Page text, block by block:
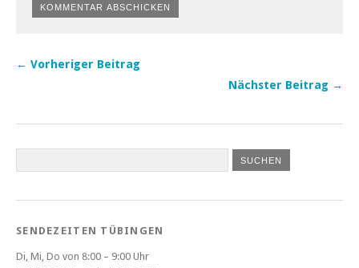
← Vorheriger Beitrag
Nächster Beitrag →
SENDEZEITEN TÜBINGEN
Di, Mi, Do von 8:00 – 9:00 Uhr